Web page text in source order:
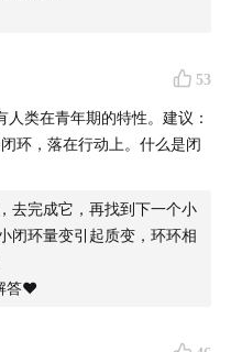
。感谢你的关
问题：
得坚定些？
并行？
53
类在青年期的特性。建议：
环，落在行动上。什么是闭
去完成它，再找到下一个小
闭环量变引起质变，环环相
答❤️